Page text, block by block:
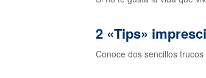
2 «Tips»
Conoce dos sencillos